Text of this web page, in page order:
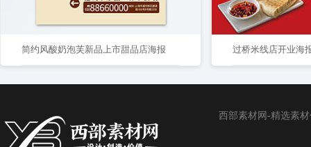
简约风酸奶泡芙新品上市甜品店海报 过桥米线店开业海
西部素材网-精选素